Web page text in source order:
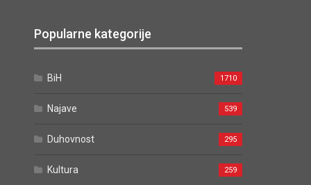
Popularne kategorije
BiH 1710
Najave 539
Duhovnost 295
Kultura 259